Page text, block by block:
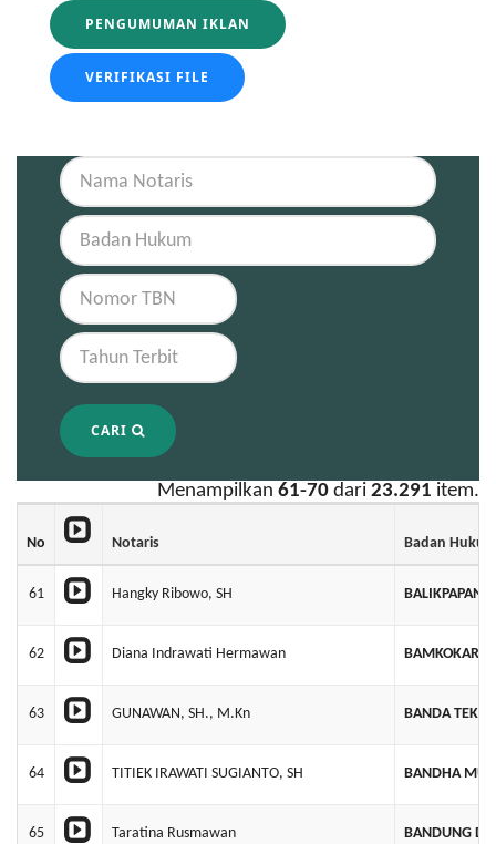
PENGUMUMAN IKLAN
VERIFIKASI FILE
CARI
Menampilkan 61-70 dari 23.291 item.
No Notaris Badan Hukum
61 Hangky Ribowo, SH BALIKPAPAN
62 Diana Indrawati Hermawan
63 GUNAWAN, SH., M.Kn BANDA
64 TITIEK IRAWATI SUGIANTO, SH BANDHA
65 Taratina Rusmawan BANDUNG